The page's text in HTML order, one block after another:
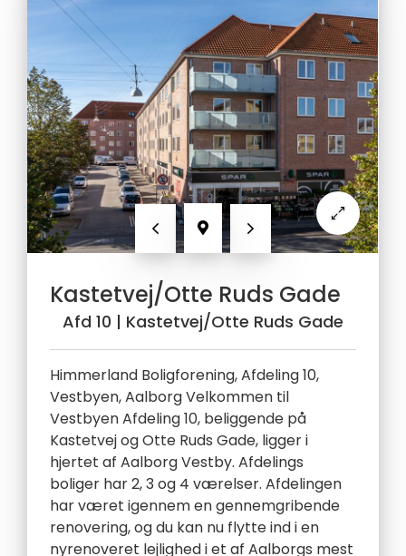
Forrige Næste
Kastetvej/Otte Ruds Gade
Afd 10 | Kastetvej/Otte Ruds Gade
Himmerland Boligforening, Afdeling 10,
Vestbyen, Aalborg Velkommen til
Vestbyen Afdeling 10, beliggende på
Kastetvej og Otte Ruds Gade, ligger i
hjertet af Aalborg Vestby. Afdelings
boliger har 2, 3 og 4 værelser. Afdelingen
har været igennem en gennemgribende
renovering, og du kan nu flytte ind i en
nyrenoveret lejlighed i et af Aalborgs mest